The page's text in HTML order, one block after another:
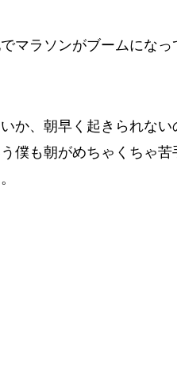
マラソンがブームにな
か、朝早く起きられない
僕も朝がめちゃくちゃ